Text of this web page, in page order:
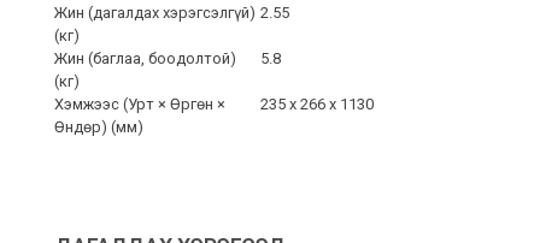
Жин (дагалдах хэрэгсэлгүй)
(кг)
2.55
Жин (баглаа, боодолтой)
(кг)
5.8
Хэмжээс (Урт × Өргөн ×
Өндөр) (мм)
235 x 266 x 1130